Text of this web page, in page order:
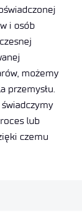
i osób
możemy
przemysłu.
lub
czemu